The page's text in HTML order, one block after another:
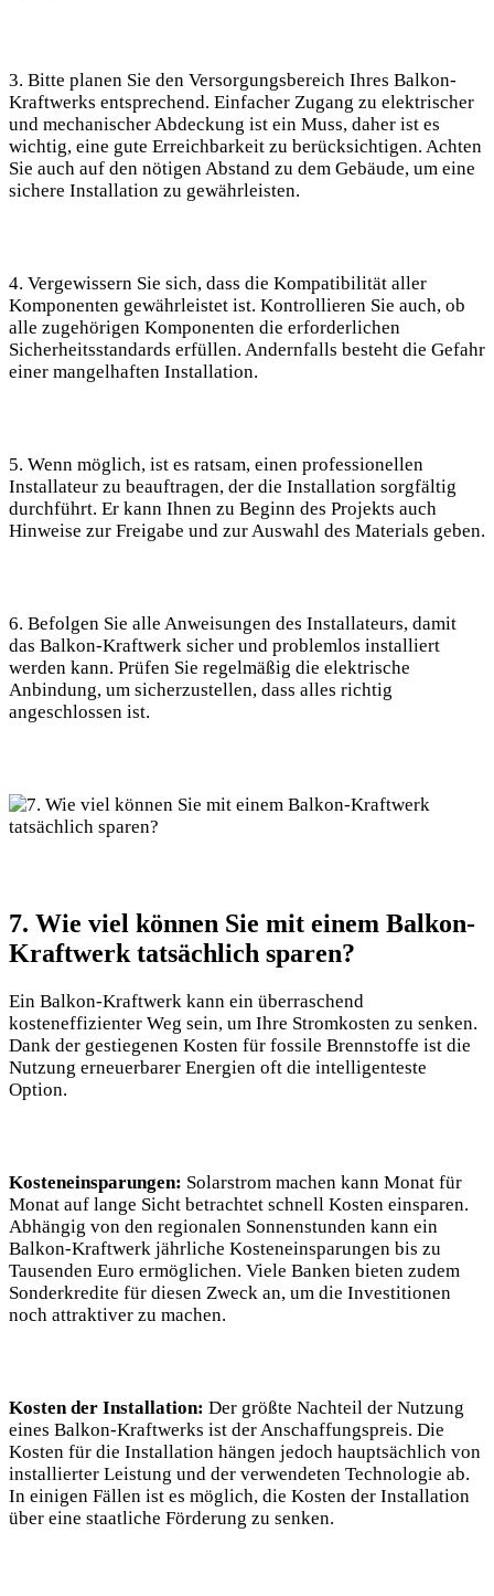
3. Bitte⁢ planen Sie den Versorgungsbereich Ihres Balkon-
Kraftwerks entsprechend.‌ Einfacher Zugang zu elektrischer
und mechanischer Abdeckung ⁣ist ein​ Muss, daher ist es
wichtig, eine gute Erreichbarkeit⁢ zu berücksichtigen. Achten
Sie auch auf den⁤ nötigen Abstand zu ‌dem Gebäude, um⁣ eine⁣
sichere Installation zu gewährleisten.
4. Vergewissern Sie sich, ⁢dass ⁢die Kompatibilität aller
Komponenten gewährleistet ist. Kontrollieren ‌Sie auch, ob
alle zugehörigen‌ Komponenten ⁢die⁣ erforderlichen
Sicherheitsstandards ​erfüllen. ‍Andernfalls besteht die Gefahr
einer mangelhaften ⁤Installation.
5. ⁤Wenn möglich, ist es ratsam, ⁢einen professionellen
Installateur zu beauftragen, der die Installation ‍sorgfältig
durchführt. Er⁣ kann Ihnen zu Beginn des Projekts auch
Hinweise zur Freigabe und ‌zur Auswahl des Materials ​geben.
6. Befolgen Sie alle Anweisungen des Installateurs, damit ​
das Balkon-Kraftwerk sicher und ‍problemlos installiert
werden ‍kann. Prüfen​ Sie regelmäßig die⁤ elektrische
Anbindung, um sicherzustellen, dass alles ‍richtig
angeschlossen ist.
7. Wie viel können Sie mit​ einem Balkon-
Kraftwerk tatsächlich ‍sparen?
Ein⁢ Balkon-Kraftwerk kann ein überraschend
kosteneffizienter​ Weg​ sein, um Ihre Stromkosten​ zu senken.
Dank der ‍gestiegenen⁢ Kosten für fossile Brennstoffe ist die
Nutzung erneuerbarer Energien oft die intelligenteste
Option.
Kosteneinsparungen: ⁢Solarstrom machen kann Monat für
Monat auf lange Sicht betrachtet schnell Kosten⁤ einsparen.
Abhängig von ⁤den regionalen Sonnenstunden ​kann ein
⁣Balkon-Kraftwerk jährliche Kosteneinsparungen bis zu
Tausenden Euro ermöglichen. Viele Banken bieten ‌zudem
Sonderkredite für‌ diesen Zweck an, um die⁢ Investitionen
noch attraktiver zu ⁣machen.
Kosten der ⁣Installation: Der‍ größte Nachteil der⁢ Nutzung
eines‍ Balkon-Kraftwerks ist der Anschaffungspreis. ⁣Die
Kosten für die Installation hängen jedoch hauptsächlich von
installierter Leistung und der verwendeten Technologie ab.
In einigen Fällen ist es möglich,⁢ die‌ Kosten⁤ der Installation
⁢über eine staatliche Förderung zu senken.